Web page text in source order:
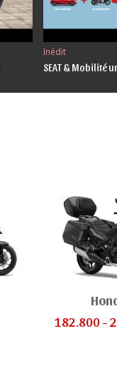
Inédit
SEAT & Mobilité
182.800 -